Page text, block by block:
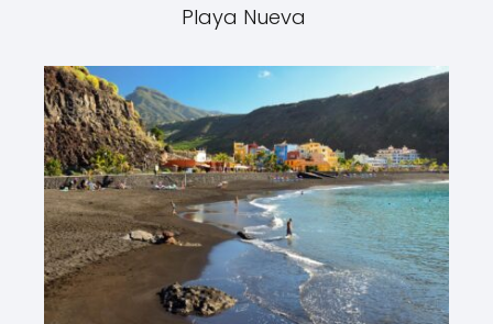
Playa Nueva